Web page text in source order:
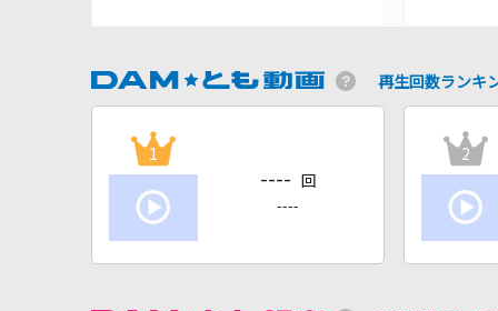
再生回数ランキ
1
---- 回
----
2